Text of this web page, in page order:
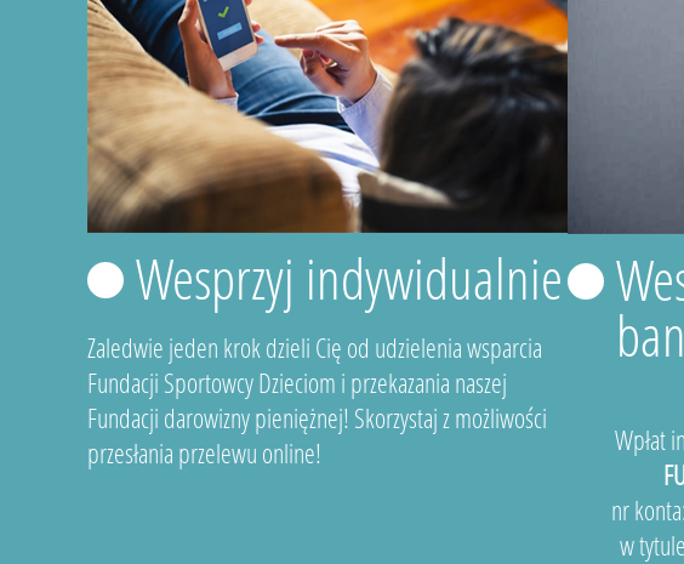
Wesprzyj indywidualnie
Zaledwie jeden krok dzieli Cię od udzielenia wsparcia
Fundacji Sportowcy Dzieciom i przekazania naszej
Fundacji darowizny pieniężnej! Skorzystaj z możliwości
przesłania przelewu online!
Wpłat
nr konta:
w